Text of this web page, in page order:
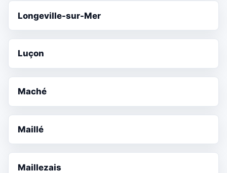
Longeville-sur-Mer
Luçon
Maché
Maillé
Maillezais